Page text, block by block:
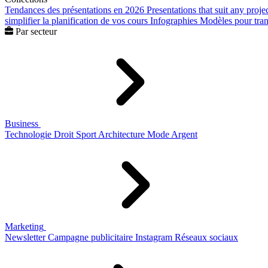
Tendances des présentations en 2026 Presentations that suit any
simplifier la planification de vos cours Infographies Modèles pour
Par secteur
Business
Technologie Droit Sport Architecture Mode Argent
Marketing
Newsletter Campagne publicitaire Instagram Réseaux sociaux